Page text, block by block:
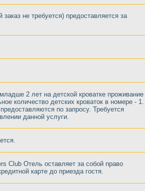
не требуется) предоставляется за
2 лет на детской кроватке проживание
количество детских кроваток в номере - 1.
по запросу. Требуется
данной услуги.
Club Отель оставляет за собой право
карте до приезда гостя.